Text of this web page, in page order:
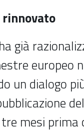
rinnovato
già
europeo
un dialogo
mesi prima